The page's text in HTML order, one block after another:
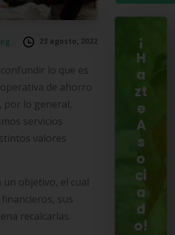
23 agosto, 2022
lo que es
de ahorro
por lo general,
servicios
valores
objetivo, el cual
sus
recalcarlas.
¡
H
a
zt
e
A
s
o
ci
a
d
o!